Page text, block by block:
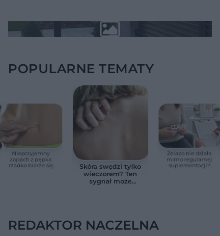
POPULARNE TEMATY
Nieprzyjemny
zapach z pępka
rzadko bierze się
Skóra swędzi tylko
wieczorem? Ten
sygnał może
Żelazo nie działa
mimo regularnej
suplementacji?
REDAKTOR NACZELNA